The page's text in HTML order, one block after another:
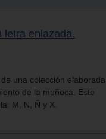
letra enlazada.
una colección elaborada
de la muñeca. Este
M, N, Ñ y X.